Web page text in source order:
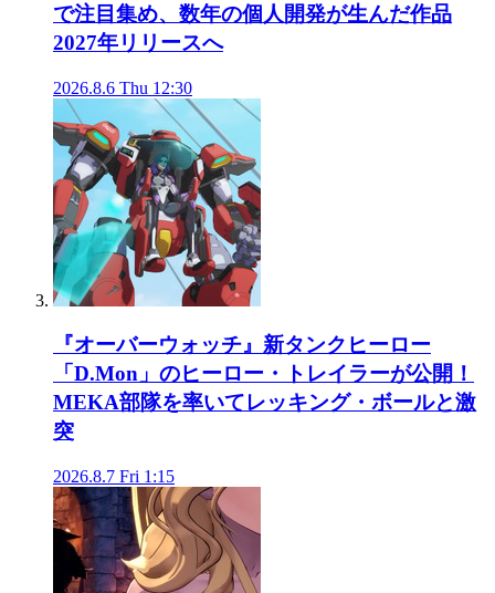
で注目集め、数年の個人開発が生んだ作品
2027年リリースへ
2026.8.6 Thu 12:30
『オーバーウォッチ』新タンクヒーロー
「D.Mon」のヒーロー・トレイラーが公開！
MEKA部隊を率いてレッキング・ボールと激
突
2026.8.7 Fri 1:15